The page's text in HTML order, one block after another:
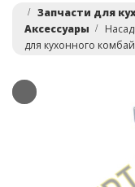
Запчасти для
Аксессуары
для кухонного